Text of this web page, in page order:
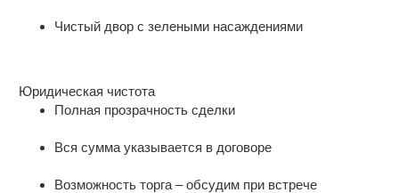
Чистый двор с зелеными насаждениями
Юридическая чистота
Полная прозрачность сделки
Вся сумма указывается в договоре
Возможность торга – обсудим при встрече